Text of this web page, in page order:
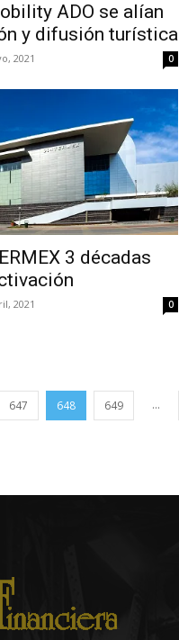
ADO se alían
y difusión turística
2021 0
3 décadas
2021 0
647 648 649 ...